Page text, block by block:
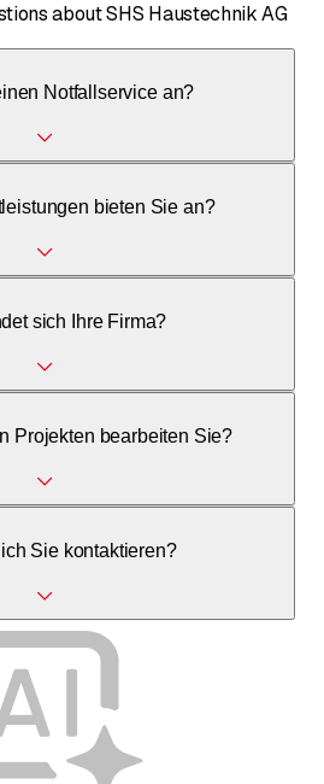
about SHS Haustechnik AG
Notfallservice an?
28 41 an.bieten Sie an?
sich Ihre Firma?
Projekten bearbeiten Sie?
Sie kontaktieren?
unter 043 322 60 60 oder
haustechnik.ch.